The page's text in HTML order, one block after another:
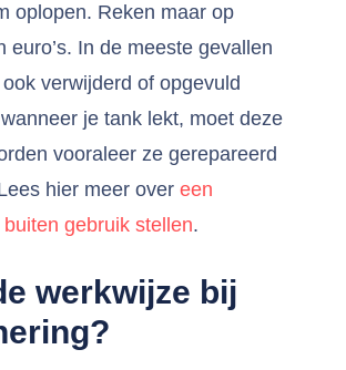
oplopen. Reken maar op
euro’s. In de meeste gevallen
verwijderd of opgevuld
je tank lekt, moet deze
vooraleer ze gerepareerd
hier meer over een
gebruik stellen.
werkwijze bij